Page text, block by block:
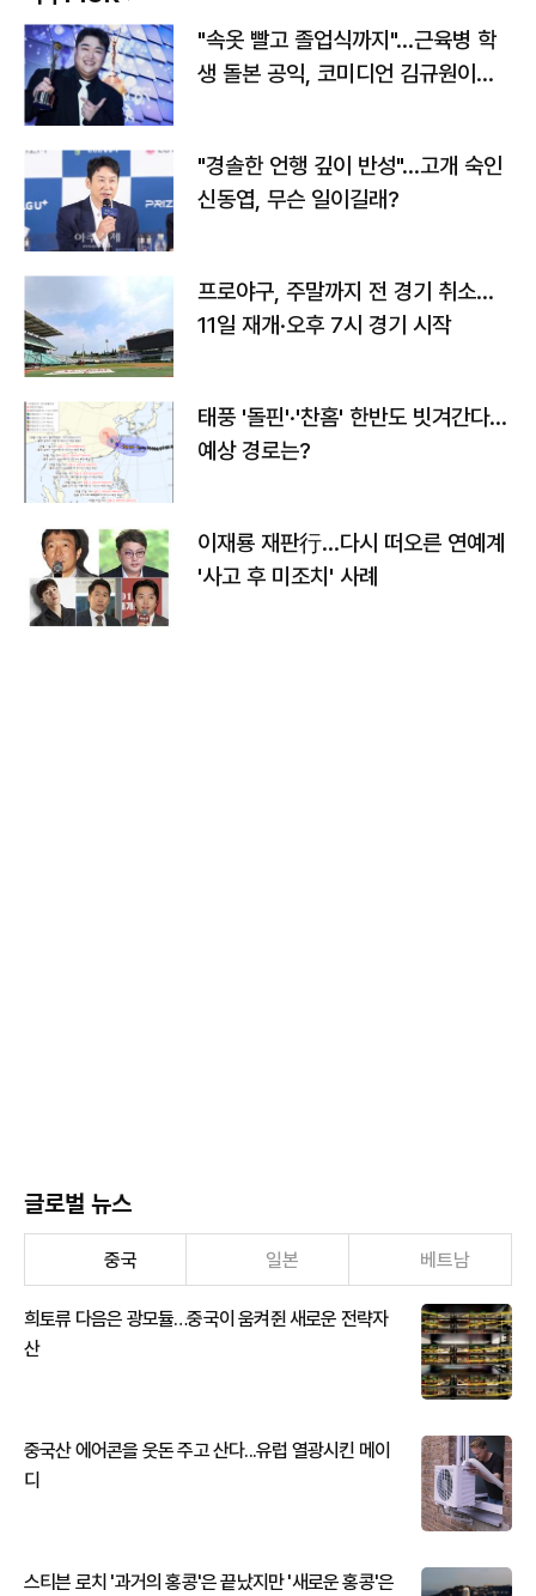
"속옷 빨고 졸업식까지"…근육병 학
생 돌본 공익, 코미디언 김규원이었
"경솔한 언행 깊이 반성"…고개 숙인
신동엽, 무슨 일이길래?
프로야구, 주말까지 전 경기 취소…
11일 재개·오후 7시 경기 시작
태풍 '돌핀'·'찬홈' 한반도 빗겨간다…
예상 경로는?
이재룡 재판行…다시 떠오른 연예계
'사고 후 미조치' 사례
글로벌 뉴스
중국 일본 베트남
희토류 다음은 광모듈…중국이 움켜쥔 새로운 전략자
산
중국산 에어콘을 웃돈 주고 산다...유럽 열광시킨 메이
디
스티븐 로치 '과거의 홍콩'은 끝났지만 '새로운 홍콩'은